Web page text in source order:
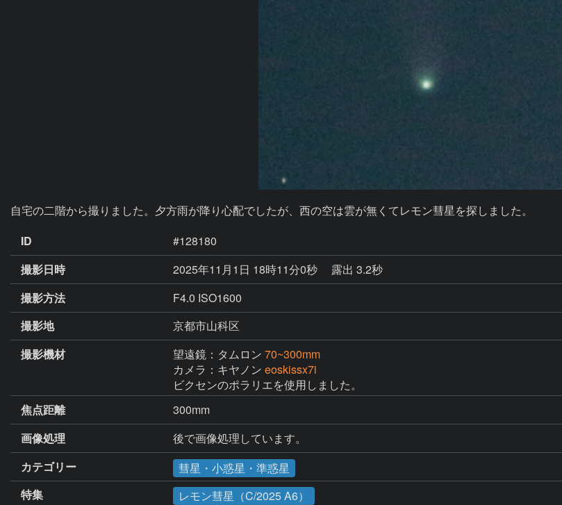
ID
#128180
撮影日時
2025年11月1日 18時11分0秒
露出 3.2秒
撮影方法
F4.0 ISO1600
撮影地
京都市山科区
撮影機材
望遠鏡：タムロン 70~300mm
カメラ：キヤノン eoskissx7i
ビクセンのポラリエを使用しました。
焦点距離
300mm
画像処理
後で画像処理しています。
カテゴリー
彗星・小惑星・準惑星
特集
レモン彗星（C/2025 A6）